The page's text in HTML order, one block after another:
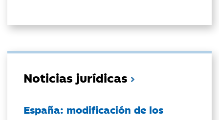
Noticias jurídicas
España: modificación de los